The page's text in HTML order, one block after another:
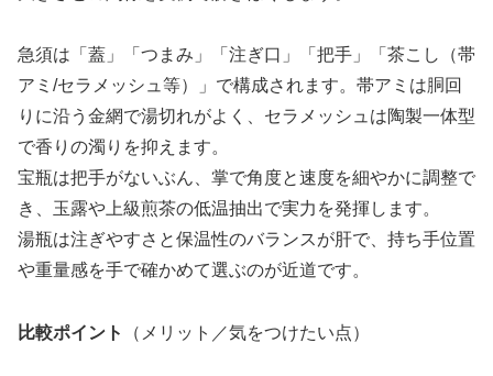
急須は「蓋」「つまみ」「注ぎ口」「把手」「茶こし（帯
アミ/セラメッシュ等）」で構成されます。帯アミは胴回
りに沿う金網で湯切れがよく、セラメッシュは陶製一体型
で香りの濁りを抑えます。
宝瓶は把手がないぶん、掌で角度と速度を細やかに調整で
き、玉露や上級煎茶の低温抽出で実力を発揮します。
湯瓶は注ぎやすさと保温性のバランスが肝で、持ち手位置
や重量感を手で確かめて選ぶのが近道です。
比較ポイント （メリット／気をつけたい点）